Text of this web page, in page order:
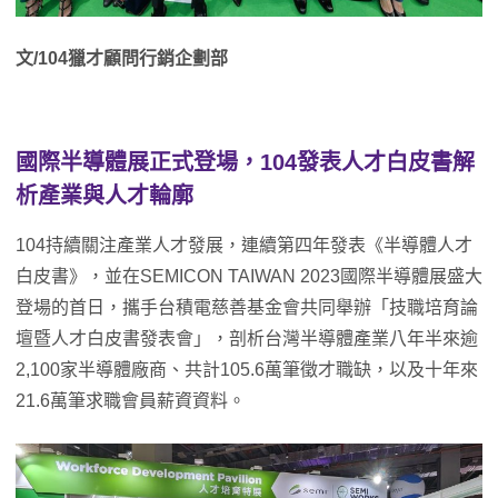
文/104獵才顧問行銷企劃部
國際半導體展正式登場，104發表人才白皮書解
析產業與人才輪廓
104持續關注產業人才發展，連續第四年發表《半導體人才
白皮書》，並在SEMICON TAIWAN 2023國際半導體展盛大
登場的首日，攜手台積電慈善基金會共同舉辦「技職培育論
壇暨人才白皮書發表會」，剖析台灣半導體產業八年半來逾
2,100家半導體廠商、共計105.6萬筆徵才職缺，以及十年來
21.6萬筆求職會員薪資資料。